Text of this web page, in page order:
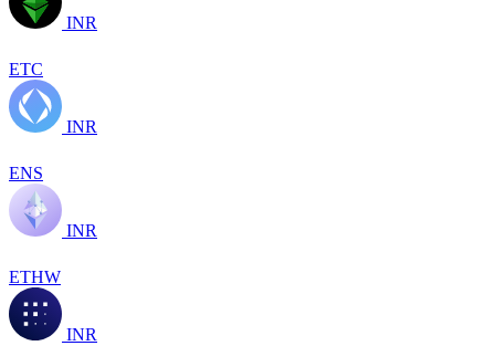
INR
ETC
INR
ENS
INR
ETHW
INR